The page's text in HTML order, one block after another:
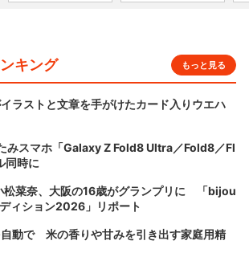
キング もっと見る
ラストと文章を手がけたカード入りウエハ
みスマホ「Galaxy Z Fold8 Ultra／Fold8／Fl
時に
松菜奈、大阪の16歳がグランプリに 「bijou
ィション2026」リポート
動で 米の香りや甘みを引き出す家庭用精